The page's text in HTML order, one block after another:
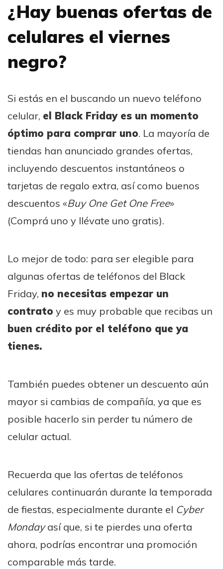
¿Hay buenas ofertas de
celulares el viernes
negro?
Si estás en el buscando un nuevo teléfono
celular, el Black Friday es un momento
óptimo para comprar uno. La mayoría de
tiendas han anunciado grandes ofertas,
incluyendo descuentos instantáneos o
tarjetas de regalo extra, así como buenos
descuentos «Buy One Get One Free»
(Comprá uno y llévate uno gratis).
Lo mejor de todo: para ser elegible para
algunas ofertas de teléfonos del Black
Friday, no necesitas empezar un
contrato y es muy probable que recibas un
buen crédito por el teléfono que ya
tienes.
También puedes obtener un descuento aún
mayor si cambias de compañía, ya que es
posible hacerlo sin perder tu número de
celular actual.
Recuerda que las ofertas de teléfonos
celulares continuarán durante la temporada
de fiestas, especialmente durante el Cyber
Mondayasí que, si te pierdes una oferta
ahora, podrías encontrar una promoción
comparable más tarde.